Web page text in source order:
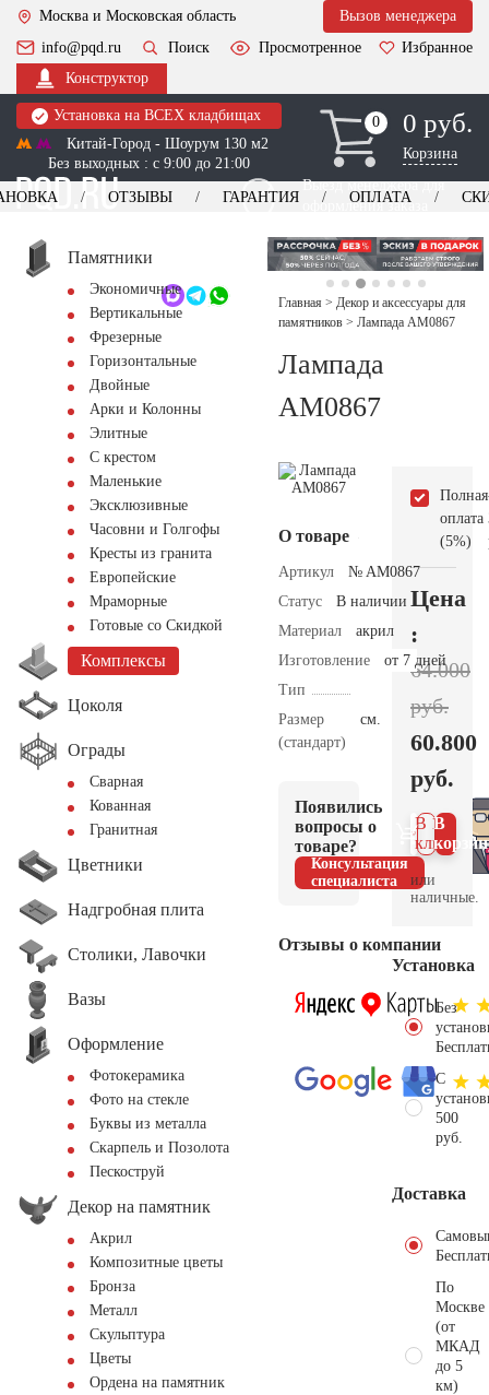
Москва и Московская область
Вызов менеджера
info@pqd.ru
Поиск Просмотренное
Избранное
Конструктор
Установка на ВСЕХ кладбищах
Китай-Город - Шоурум 130 м2
Без выходных : с 9:00 до 21:00
0
0 0 руб.
Корзина
Выезд менеджера для
оформления заказа
+7 (495) 518-44-23
Обратный звонок
ОТЗЫВЫ ГАРАНТИЯ ОПЛАТА
Памятники
Экономичные
Вертикальные
Фрезерные
Горизонтальные
Двойные
Арки и Колонны
Элитные
С крестом
Маленькие
Эксклюзивные
Часовни и Голгофы
Кресты из гранита
Европейские
Мраморные
Готовые со Скидкой
Комплексы
Цоколя
Ограды
Сварная
Кованная
Гранитная
Цветники
Надгробная плита
Столики, Лавочки
Вазы
Оформление
Фотокерамика
Фото на стекле
Буквы из металла
Скарпель и Позолота
Пескоструй
Декор на памятник
Акрил
Композитные цветы
Бронза
Металл
Скульптура
Цветы
Ордена на памятник
Главная > Декор и аксессуары для
памятников > Лампада AM0867
Лампада
AM0867
О товаре
Артикул
№ AM0867
Статус
В наличии
Материал
акрил
Изготовление
от 7 дней
Тип
Размер
(стандарт)
см.
Появились
вопросы о
товаре?
Консультация
специалиста
Отзывы о компании
Полная
оплата
(5%)
Цена
:
64.000
руб.
60.800
руб.
В
В 1
клик
или
наличные.
Установка
Без
С
500
руб.
Доставка
По
Москве
(от
МКАД
до 5
км)